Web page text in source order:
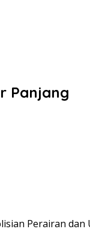
Panjang
Perairan dan